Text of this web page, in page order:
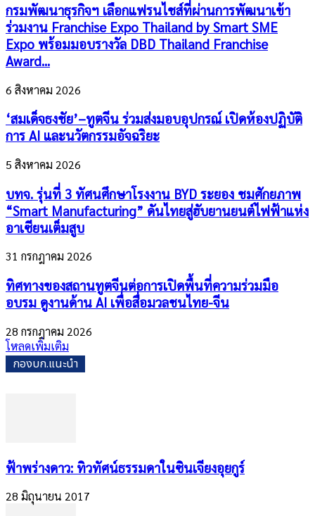
กรมพัฒนาธุรกิจฯ เลือกแฟรนไชส์ที่ผ่านการพัฒนาเข้า
ร่วมงาน Franchise Expo Thailand by Smart SME
Expo พร้อมมอบรางวัล DBD Thailand Franchise
Award...
6 สิงหาคม 2026
‘สมเด็จธงชัย’–ทูตจีน ร่วมส่งมอบอุปกรณ์ เปิดห้องปฏิบัติ
การ AI และนวัตกรรมอัจฉริยะ
5 สิงหาคม 2026
บทจ. รุ่นที่ 3 ทัศนศึกษาโรงงาน BYD ระยอง ชมศักยภาพ
“Smart Manufacturing” ดันไทยสู่ฮับยานยนต์ไฟฟ้าแห่ง
อาเซียนเต็มสูบ
31 กรกฎาคม 2026
ทิศทางของสถานทูตจีนต่อการเปิดพื้นที่ความร่วมมือ
อบรม ดูงานด้าน AI เพื่อสื่อมวลชนไทย-จีน
28 กรกฎาคม 2026
โหลดเพิ่มเติม
กองบก.แนะนำ
​ฟ้าพร่างดาว: ทิวทัศน์ธรรมดาในซินเจียงอุยกูร์
28 มิถุนายน 2017